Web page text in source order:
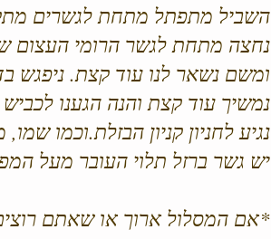
השביל מתפתל מתחת לגשרים
נחצה מתחת לגשר הרומי העצום
ומשם נשאר לנו עוד קצת. ניפגש
נמשיך עוד קצת והנה הגענו לכביש 90 נעבור מתחת לכביש נמשיך ישר. בדרך בטון סלולה
נגיע לחניון קניון הבזלת.וכמו
יש גשר ברזל תלוי העובר מעל
*אם המסלול ארוך או שאתם